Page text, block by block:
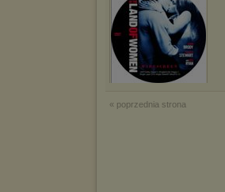
« poprzednia strona